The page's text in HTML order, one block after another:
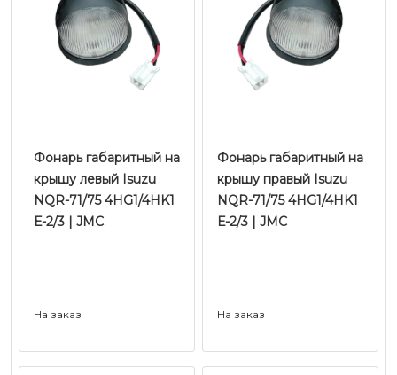
Фонарь габаритный на
крышу левый Isuzu
NQR-71/75 4HG1/4HK1
Е-2/3 | JMC
На заказ
Фонарь габаритный на
крышу правый Isuzu
NQR-71/75 4HG1/4HK1
Е-2/3 | JMC
На заказ